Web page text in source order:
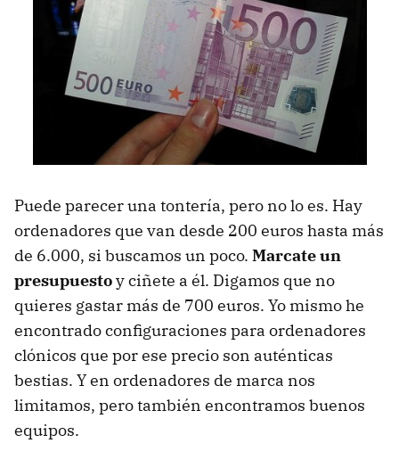
Puede parecer una tontería, pero no lo es. Hay
ordenadores que van desde 200 euros hasta más
de 6.000, si buscamos un poco. Marcate un
presupuestoy ciñete a él. Digamos que no
quieres gastar más de 700 euros. Yo mismo he
encontrado configuraciones para ordenadores
clónicos que por ese precio son auténticas
bestias. Y en ordenadores de marca nos
limitamos, pero también encontramos buenos
equipos.